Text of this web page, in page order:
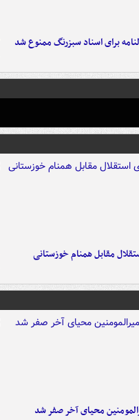
برای اسناد سبزرنگ ممنوع شد
مقابل همنام خوزستانی
محیای آخر صفر شد